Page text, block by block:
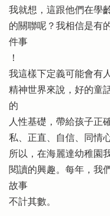
我就想，這跟他們在學
的關聯呢？我相信是有
件事
！
我這樣下定義可能會有
精神世界來說，好的童
的
人性基礎，帶給孩子正
私、正直、自信、同情
所以，在海麗達幼稚園
閱讀的興趣。每年，我
故事
不計其數。